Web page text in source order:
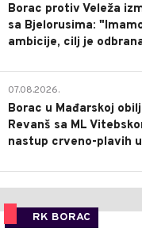
Borac protiv Veleža
sa Bjelorusima:
ambicije, cilj je
07.08.2026.
Borac u Mađarskoj
Revanš sa ML
nastup crveno-plavih
RK BORAC